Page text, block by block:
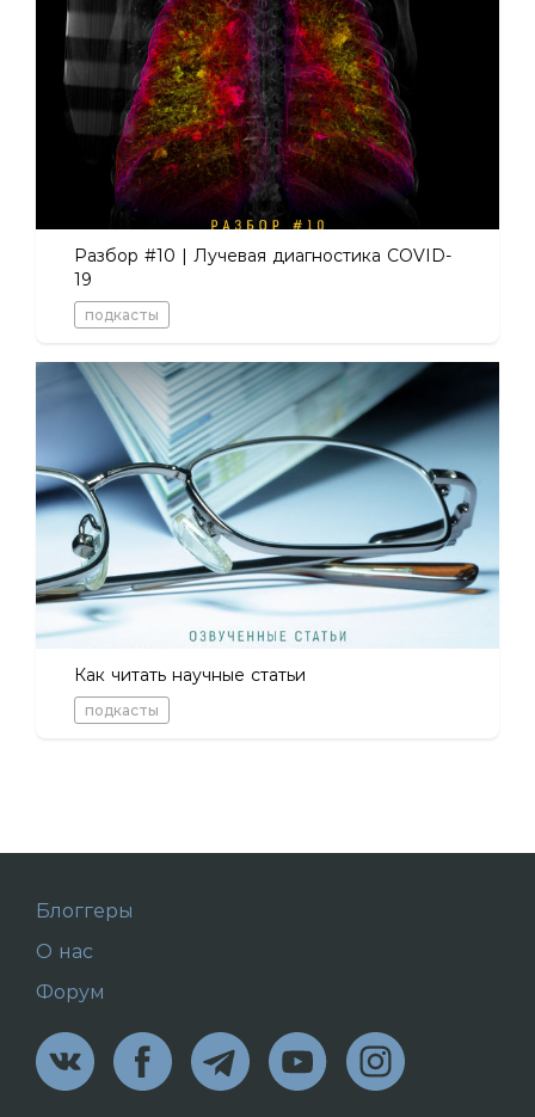
Разбор #10 | Лучевая диагностика COVID-
19
подкасты
Как читать научные статьи
подкасты
Блоггеры
О нас
Форум